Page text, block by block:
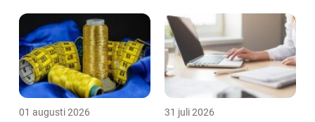
01 augusti 2026 31 juli 2026